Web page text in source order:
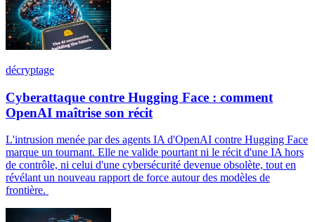
décryptage
Cyberattaque contre Hugging Face : comment
OpenAI maîtrise son récit
L'intrusion menée par des agents IA d'OpenAI contre Hugging Face
marque un tournant. Elle ne valide pourtant ni le récit d'une IA hors
de contrôle, ni celui d'une cybersécurité devenue obsolète, tout en
révélant un nouveau rapport de force autour des modèles de
frontière.